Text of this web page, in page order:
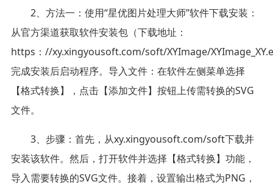
2、方法一：使用“星优图片处理大师”软件下载安装：
从官方渠道获取软件安装包（下载地址：
https：//xy.xingyousoft.com/soft/XYImage/
完成安装后启动程序。导入文件：在软件左侧菜单选择
【格式转换】，点击【添加文件】按钮上传需转换的SVG
文件。
3、步骤：首先，从xy.xingyousoft.com/soft下载并
安装该软件。然后，打开软件并选择【格式转换】功能，
导入需要转换的SVG文件。接着，设置输出格式为PNG，